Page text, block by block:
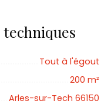
techniques
Tout à l'égout
200 m²
Arles-sur-Tech 66150